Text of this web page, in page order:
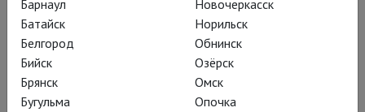
Барнаул
Батайск
Белгород
Бийск
Брянск
Бугульма
Новочеркасск
Норильск
Обнинск
Озёрск
Омск
Опочка